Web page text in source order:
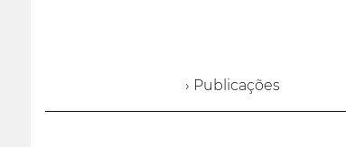
› Publicações